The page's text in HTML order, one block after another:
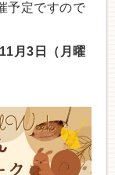
予定ですので
月3日（月曜